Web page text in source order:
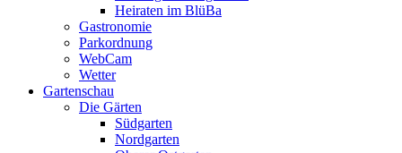
Heiraten im BlüBa
Gastronomie
Parkordnung
WebCam
Wetter
Gartenschau
Die Gärten
Südgarten
Nordgarten